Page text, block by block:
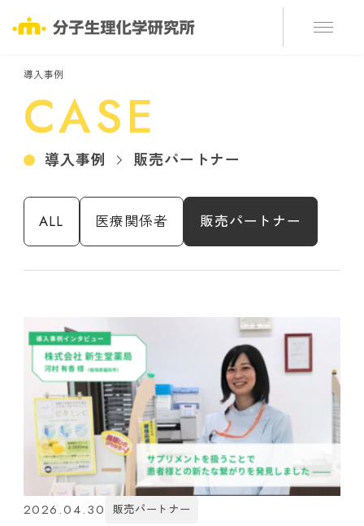
導入事例
CASE
導入事例 販売パートナー
ALL 医療関係者 販売パートナー
2026.04.30 販売パートナー